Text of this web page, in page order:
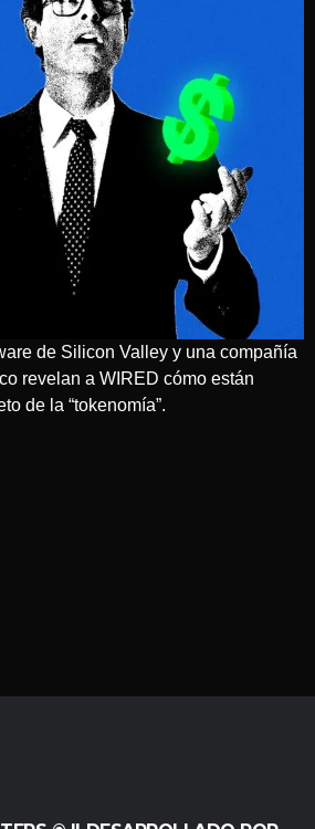
de Silicon Valley y una compañía
revelan a WIRED cómo están
de la “tokenomía”.